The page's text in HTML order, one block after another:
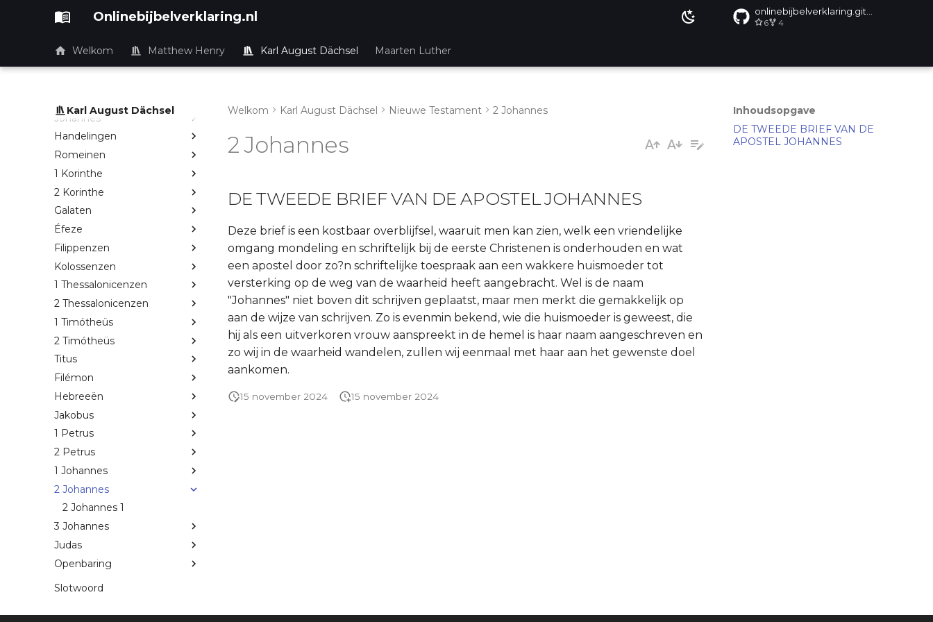
Onlinebijbelverklaring.nl 6 4
Welkom Matthew Henry Karl August Dächsel Maarten Luther
Karl August Dächsel
Hábakuk
Nieuwe Testament
Johannes
Handelingen
Romeinen
1 Korinthe
2 Korinthe
Galaten
Éfeze
Filippenzen
Kolossenzen
1 Thessalonicenzen
2 Thessalonicenzen
1 Timótheüs
2 Timótheüs
Titus
Filémon
Hebreeën
Jakobus
1 Petrus
2 Petrus
1 Johannes
2 Johannes
2 Johannes 1
3 Johannes
Judas
Openbaring
Slotwoord
Inhoudsopgave
DE TWEEDE BRIEF VAN DE
APOSTEL JOHANNES
Welkom Karl August Dächsel Nieuwe Testament 2 Johannes
2 Johannes
DE TWEEDE BRIEF VAN DE APOSTEL JOHANNES
Deze brief is een kostbaar overblijfsel, waaruit men kan zien, welk een vriendelijke
omgang mondeling en schriftelijk bij de eerste Christenen is onderhouden en wat
een apostel door zo?n schriftelijke toespraak aan een wakkere huismoeder tot
versterking op de weg van de waarheid heeft aangebracht. Wel is de naam
"Johannes" niet boven dit schrijven geplaatst, maar men merkt die gemakkelijk op
aan de wijze van schrijven. Zo is evenmin bekend, wie die huismoeder is geweest, die
hij als een uitverkoren vrouw aanspreekt in de hemel is haar naam aangeschreven en
zo wij in de waarheid wandelen, zullen wij eenmaal met haar aan het gewenste doel
aankomen.
15 november 2024 15 november 2024